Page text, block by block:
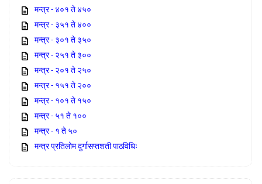
मन्त्र - ४०१ ते ४५०
मन्त्र - ३५१ ते ४००
मन्त्र - ३०१ ते ३५०
मन्त्र - २५१ ते ३००
मन्त्र - २०१ ते २५०
मन्त्र - १५१ ते २००
मन्त्र - १०१ ते १५०
मन्त्र - ५१ ते १००
मन्त्र - १ ते ५०
मन्त्र प्रतिलोम दुर्गासप्तशती पाठविधिः